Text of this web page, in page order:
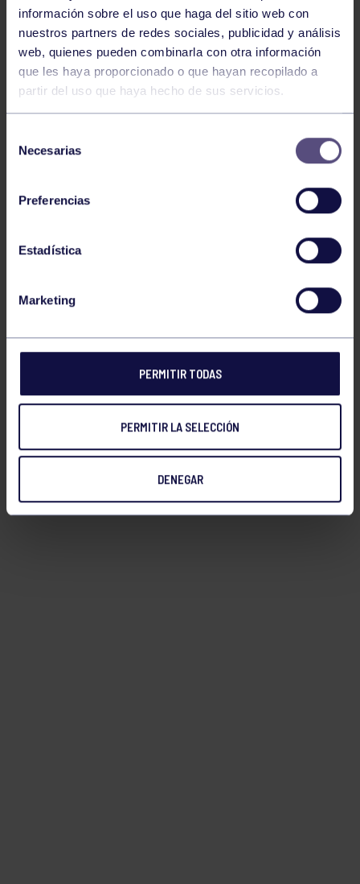
información sobre el uso que haga del sitio web con
nuestros partners de redes sociales, publicidad y análisis
web, quienes pueden combinarla con otra información
que les haya proporcionado o que hayan recopilado a
partir del uso que haya hecho de sus servicios.
Necesarias
Preferencias
Estadística
Marketing
PERMITIR TODAS
PERMITIR LA SELECCIÓN
DENEGAR
El grupo informa 19 Jun 2025
CENA DE GALA GIJONÉS DEL AÑO
MANUEL BEA AL EUROPEO ABSOLUTO
77 78 79 80 81